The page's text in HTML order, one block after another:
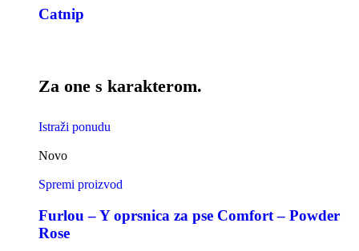
Catnip
Za one s karakterom.
Istraži ponudu
Novo
Spremi proizvod
Furlou – Y oprsnica za pse Comfort – Powder
Rose